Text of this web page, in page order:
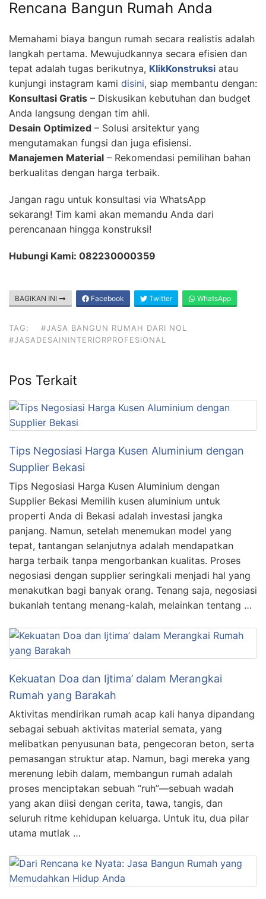
Rencana Bangun Rumah Anda
Memahami biaya bangun rumah secara realistis adalah
langkah pertama. Mewujudkannya secara efisien dan
tepat adalah tugas berikutnya, KlikKonstruksi atau
kunjungi instagram kami disini, siap membantu dengan:
Konsultasi Gratis – Diskusikan kebutuhan dan budget
Anda langsung dengan tim ahli.
Desain Optimized – Solusi arsitektur yang
mengutamakan fungsi dan juga efisiensi.
Manajemen Material – Rekomendasi pemilihan bahan
berkualitas dengan harga terbaik.
Jangan ragu untuk konsultasi via WhatsApp
sekarang! Tim kami akan memandu Anda dari
perencanaan hingga konstruksi!
Hubungi Kami: 082230000359
BAGIKAN INI Facebook Twitter WhatsApp
TAG:
#JASA BANGUN RUMAH DARI NOL
#JASADESAININTERIORPROFESIONAL
Pos Terkait
Tips Negosiasi Harga Kusen Aluminium dengan
Supplier Bekasi
Tips Negosiasi Harga Kusen Aluminium dengan
Supplier Bekasi Memilih kusen aluminium untuk
properti Anda di Bekasi adalah investasi jangka
panjang. Namun, setelah menemukan model yang
tepat, tantangan selanjutnya adalah mendapatkan
harga terbaik tanpa mengorbankan kualitas. Proses
negosiasi dengan supplier seringkali menjadi hal yang
menakutkan bagi banyak orang. Tenang saja, negosiasi
bukanlah tentang menang-kalah, melainkan tentang …
Kekuatan Doa dan Ijtima’ dalam Merangkai
Rumah yang Barakah
Aktivitas mendirikan rumah acap kali hanya dipandang
sebagai sebuah aktivitas material semata, yang
melibatkan penyusunan bata, pengecoran beton, serta
pemasangan struktur atap. Namun, bagi mereka yang
merenung lebih dalam, membangun rumah adalah
proses menciptakan sebuah “ruh”—sebuah wadah
yang akan diisi dengan cerita, tawa, tangis, dan
seluruh ritme kehidupan keluarga. Untuk itu, dua pilar
utama mutlak …